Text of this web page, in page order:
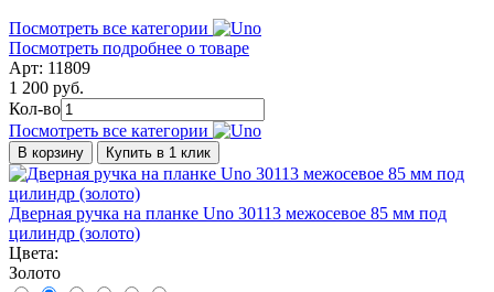
Посмотреть все категории
Посмотреть подробнее о товаре
Арт: 11809
1 200 руб.
Кол-во
Посмотреть все категории
В корзину Купить в 1 клик
Дверная ручка на планке Uno 30113 межосевое 85 мм под
цилиндр (золото)
Цвета:
Золото